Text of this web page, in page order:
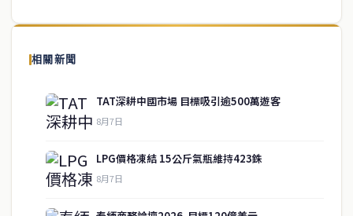
相關新聞
TAT深耕中國市場 目標吸引逾500萬遊客
8月7日
LPG價格凍結 15公斤氣瓶維持423銖
8月7日
泰國中文新聞（TCN）是一家總部設於曼谷的中文新聞媒體，致力於
供即時、客觀、多元的中文新聞內容。
房地產